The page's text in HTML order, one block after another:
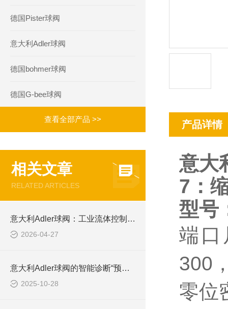
德国Pister球阀
意大利Adler球阀
德国bohmer球阀
德国G-bee球阀
查看全部产品 >>
相关文章
RELATED ARTICLES
意大利Adler球阀：工业流体控制的精密艺术
2026-04-27
意大利Adler球阀的智能诊断“预测性维护”
2025-10-28
产品详情
意大
7 ：
型号
端口
300
零位